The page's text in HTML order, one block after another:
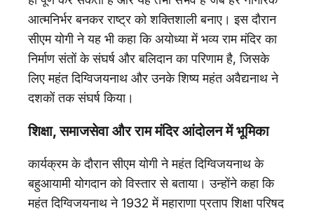
आत्मनिर्भर बनकर राष्ट्र को शक्तिशाली बनाए। इस दौरान
सीएम योगी ने यह भी कहा कि अयोध्या में भव्य राम मंदिर का
निर्माण संतों के संघर्ष और बलिदान का परिणाम है, जिसके
लिए महंत दिग्विजयनाथ और उनके शिष्य महंत अवैद्यनाथ ने
दशकों तक संघर्ष किया।
शिक्षा, समाजसेवा और राम मंदिर आंदोलन में भूमिका
कार्यक्रम के दौरान सीएम योगी ने महंत दिग्विजयनाथ के
बहुआयामी योगदान को विस्तार से बताया। उन्होंने कहा कि
महंत दिग्विजयनाथ ने 1932 में महाराणा प्रताप शिक्षा परिषद